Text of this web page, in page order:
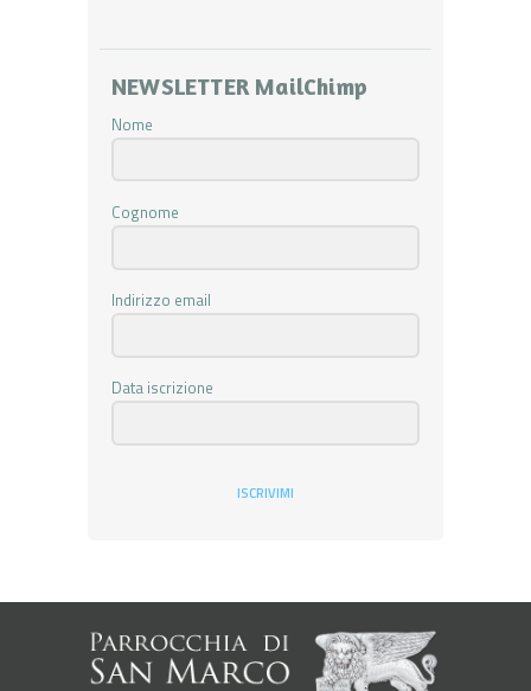
NEWSLETTER MailChimp
Nome
Cognome
Indirizzo email
Data iscrizione
ISCRIVIMI